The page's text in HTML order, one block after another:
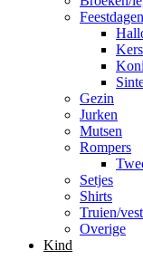
Feestdagen
Gezin
Jurken
Mutsen
Rompers
Setjes
Shirts
Truien/
Overige
Kind